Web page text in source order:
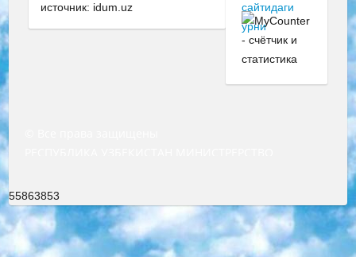
источник: idum.uz
55863853